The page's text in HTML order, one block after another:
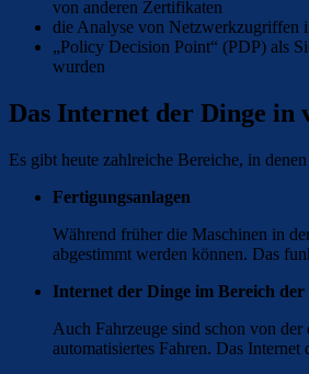
von anderen Zertifikaten
die Analyse von Netzwerkzugriffen
„Policy Decision Point“ (PDP) als
wurden
Das Internet der Dinge in
Es gibt heute zahlreiche Bereiche, in
Fertigungsanlagen
Während früher die Maschinen in
abgestimmt werden können. Das
Internet der Dinge im Bereich
Auch Fahrzeuge sind schon von
automatisiertes Fahren. Das